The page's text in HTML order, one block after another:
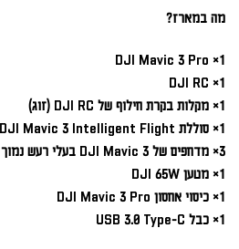
מה במארז?
1× DJI Mavic 3 Pro
1× DJI RC
1× מקלות בקרת חילוף של DJI RC (זוג)
1× סוללת DJI Mavic 3 Intelligent Flight
3× מדחפים של DJI Mavic 3 בעלי רעש נמוך (זוג)
1× מטען DJI 65W
1× כיסוי אחסון DJI Mavic 3 Pro
1× כבל USB 3.0 Type-C